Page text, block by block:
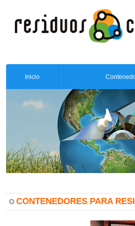
Inicio
CONTENEDORES PARA